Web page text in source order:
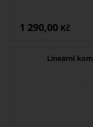
1 290,00 Kč
Lineární